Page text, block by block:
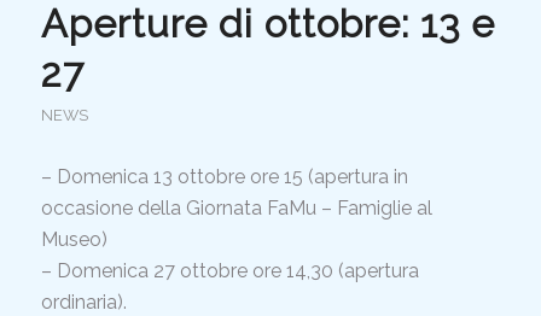
Aperture di ottobre: 13 e
27
NEWS
– Domenica 13 ottobre ore 15 (apertura in
occasione della Giornata FaMu – Famiglie al
Museo)
– Domenica 27 ottobre ore 14,30 (apertura
ordinaria).